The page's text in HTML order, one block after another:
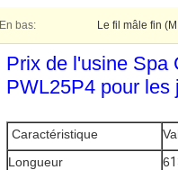
En bas: Le fil mâle fin
Prix de l'usine Spa
PWL25P4 pour les
Caractéristique
Longueur
6